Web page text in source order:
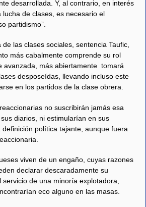
desarrollada. Y, al contrario, en interés
de clases, es necesario el
partidismo”.
las clases sociales, sentencia Taufic,
más cabalmente comprende su rol
avanzada, más abiertamente tomará
desposeídas, llevando incluso este
en los partidos de la clase obrera.
no suscribirán jamás esa
diarios, ni estimularían en sus
política tajante, aunque fuera
viven de un engaño, cuyas razones
declarar descaradamente su
de una minoría explotadora,
eco alguno en las masas.